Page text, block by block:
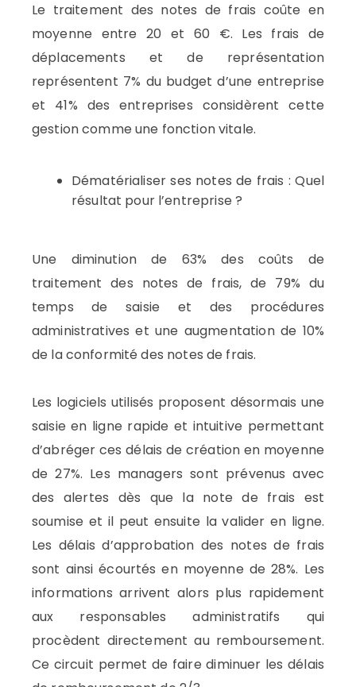
Le traitement des notes de frais coûte en
moyenne entre 20 et 60 €. Les frais de
déplacements et de représentation
représentent 7% du budget d’une entreprise
et 41% des entreprises considèrent cette
gestion comme une fonction vitale.
Dématérialiser ses notes de frais : Quel
résultat pour l’entreprise ?
Une diminution de 63% des coûts de
traitement des notes de frais, de 79% du
temps de saisie et des procédures
administratives et une augmentation de 10%
de la conformité des notes de frais.
Les logiciels utilisés proposent désormais une
saisie en ligne rapide et intuitive permettant
d’abréger ces délais de création en moyenne
de 27%. Les managers sont prévenus avec
des alertes dès que la note de frais est
soumise et il peut ensuite la valider en ligne.
Les délais d’approbation des notes de frais
sont ainsi écourtés en moyenne de 28%. Les
informations arrivent alors plus rapidement
aux responsables administratifs qui
procèdent directement au remboursement.
Ce circuit permet de faire diminuer les délais